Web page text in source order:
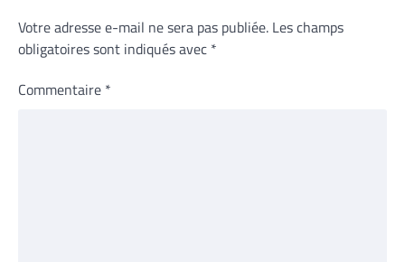
Votre adresse e-mail ne sera pas publiée. Les champs
obligatoires sont indiqués avec *
Commentaire *